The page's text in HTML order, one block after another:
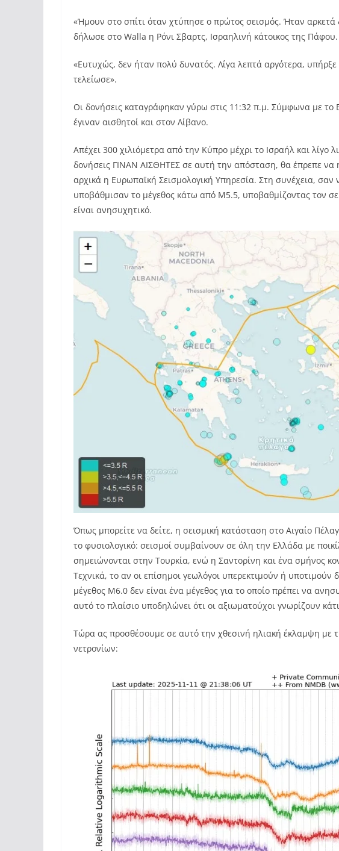
«Ήμουν στο σπίτι όταν χτύπησε ο πρώτος σεισμός. Ήταν αρκετά
δήλωσε στο Walla η Ρόνι Σβαρτς, Ισραηλινή κάτοικος της Πάφου.
«Ευτυχώς, δεν ήταν πολύ δυνατός. Λίγα λεπτά αργότερα,
τελείωσε».
Οι δονήσεις καταγράφηκαν γύρω στις 11:32 π.μ. Σύμφωνα με το
έγιναν αισθητοί και στον Λίβανο.
Απέχει 300 χιλιόμετρα από την Κύπρο μέχρι το Ισραήλ και λίγο
δονήσεις ΓΙΝΑΝ ΑΙΣΘΗΤΕΣ σε αυτή την απόσταση, θα έπρεπε να
αρχικά η Ευρωπαϊκή Σεισμολογική Υπηρεσία. Στη συνέχεια,
υποβάθμισαν το μέγεθος κάτω από M5.5, υποβαθμίζοντας τον
είναι ανησυχητικό.
Όπως μπορείτε να δείτε, η σεισμική κατάσταση στο Αιγαίο
το φυσιολογικό: σεισμοί συμβαίνουν σε όλη την Ελλάδα με
σημειώνονται στην Τουρκία, ενώ η Σαντορίνη και ένα σμήνος
Τεχνικά, το αν οι επίσημοι γεωλόγοι υπερεκτιμούν ή υποτιμούν
μέγεθος M6.0 δεν είναι ένα μέγεθος για το οποίο πρέπει να
αυτό το πλαίσιο υποδηλώνει ότι οι αξιωματούχοι γνωρίζουν
Τώρα ας προσθέσουμε σε αυτό την χθεσινή ηλιακή έκλαμψη με
νετρονίων: